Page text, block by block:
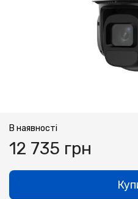
В наявності
12 735 грн